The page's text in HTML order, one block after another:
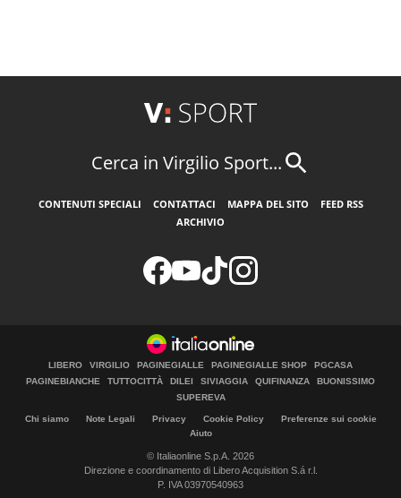
Cerca in Virgilio Sport...
CONTENUTI SPECIALI CONTATTACI MAPPA DEL SITO
FEED RSS
ARCHIVIO
LIBERO VIRGILIO PAGINEGIALLE PAGINEGIALLE SHOP
PGCASA
PAGINEBIANCHE
TUTTOCITTÀ DILEI SIVIAGGIA QUIFINANZA
BUONISSIMO
SUPEREVA
Chi siamo Note Legali Privacy Cookie Policy
Preferenze sui cookie
Aiuto
© Italiaonline S.p.A. 2026
Direzione e coordinamento di Libero Acquisition S.á r.l.
P. IVA 03970540963